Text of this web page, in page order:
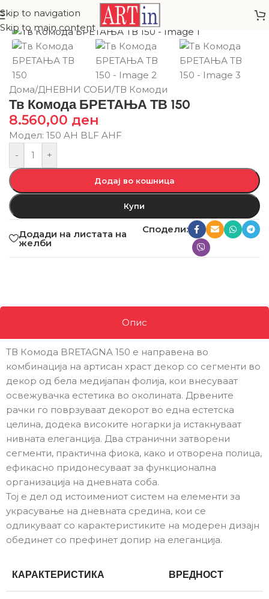
Skip to navigation
Skip to main content
Дома/ДНЕВНИ СОБИ/ТВ Комоди
Тв Комода БРЕТАЊА ТВ 150
8.560,00 ден
Модел: 150 AH BLF AHF
-
+
Додај во кошница
Купи
Додади на листата на
желби
Сподели:
Опис
ТВ Комода BRETAGNA 150 е направена во
комбинација на артисан храст декор со сегменти во
декор од бела медијапан фолија, кои внесуваат
освежувачка естетика во околината. Дрвените
рачки го поврзуваат декорот во една естетска
целина, додека високите ногарки ја истакнуваат
нивната елеганција. Два странични затворени
сегменти, практична фиока, како и отворена полица,
ефикасно придонесуваат за функционална
организација на дневната соба.
Тој е дел од истоимениот систем на елементи за
украсување на дневната средина, кои се
одликуваат со карактеристиките на модерен дизајн
обединет со префинет допир на елеганција.
КАРАКТЕРИСТИКА ВРЕДНОСТ